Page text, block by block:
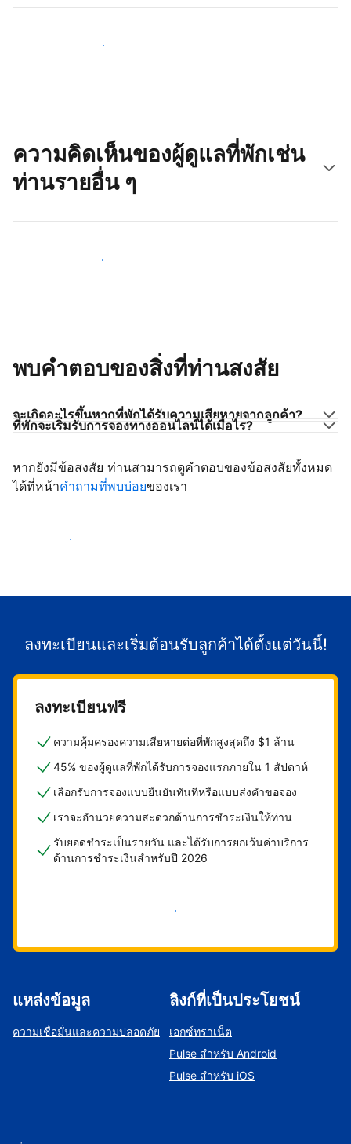
เข้าถึงลูกค้าใหม่ ๆ ตั้งแต่วันนี้
ความคิดเห็นของผู้ดูแลที่พักเช่น
ท่านรายอื่น ๆ
มาร่วมกับผู้ดูแลที่พักเช่นท่าน
พบคำตอบของสิ่งที่ท่านสงสัย
จะเกิดอะไรขึ้นหากที่พักได้รับความเสียหายจากลูกค้า?
ที่พักจะเริ่มรับการจองทางออนไลน์ได้เมื่อไร?
หากยังมีข้อสงสัย ท่านสามารถดูคำตอบของข้อสงสัยทั้งหมด
ได้ที่หน้าคำถามที่พบบ่อยของเรา
เริ่มต้อนรับลูกค้า
ลงทะเบียนและเริ่มต้อนรับลูกค้าได้ตั้งแต่วันนี้!
ลงทะเบียนฟรี
ความคุ้มครองความเสียหายต่อที่พักสูงสุดถึง $1 ล้าน
45% ของผู้ดูแลที่พักได้รับการจองแรกภายใน 1 สัปดาห์
เลือกรับการจองแบบยืนยันทันทีหรือแบบส่งคำขอจอง
เราจะอำนวยความสะดวกด้านการชำระเงินให้ท่าน
รับยอดชำระเป็นรายวัน และได้รับการยกเว้นค่าบริการ
ด้านการชำระเงินสำหรับปี 2026
เริ่มดำเนินการเลย
แหล่งข้อมูล
ความเชื่อมั่นและความปลอดภัย
ลิงก์ที่เป็นประโยชน์
เอกซ์ทราเน็ต
Pulse สำหรับ Android
Pulse สำหรับ iOS